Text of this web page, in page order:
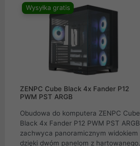
Wysyłka gratis
ZENPC Cube Black 4x Fander P12
PWM PST ARGB
Obudowa do komputera ZENPC Cube
Black 4x Fander P12 PWM PST ARGB
zachwyca panoramicznym widokiem
dzięki dwóm panelom z hartowanego